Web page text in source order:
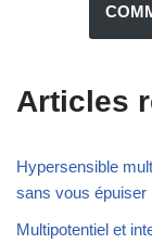
Articles
Hypersensible
sans vous épuiser
Multipotentiel et